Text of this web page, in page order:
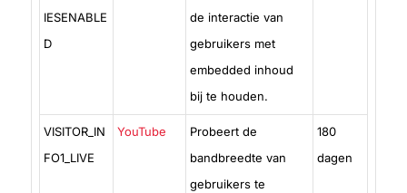
IESENABLE
D
de interactie van
gebruikers met
embedded inhoud
bij te houden.
VISITOR_IN
FO1_LIVE
YouTube
Probeert de
bandbreedte van
gebruikers te
180
dagen